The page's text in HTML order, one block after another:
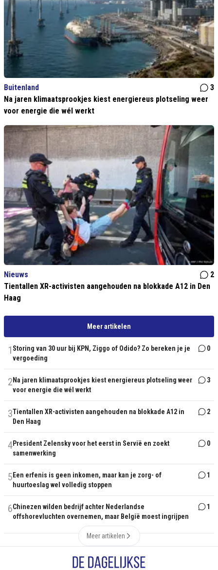
Buitenland
3
Na jaren klimaatsprookjes kiest energiereus plotseling weer
voor energie die wél werkt
Nieuws
2
Tientallen XR-activisten aangehouden na blokkade A12 in Den
Haag
Meer artikelen
1 Storing van 30 uur bij KPN, Ziggo of Odido? Zo bereken je je
vergoeding
0
2 Na jaren klimaatsprookjes kiest energiereus plotseling weer
voor energie die wél werkt
3
3Tientallen XR-activisten aangehouden na blokkade A12 in
Den Haag
2
4President Zelensky voor het eerst in Servië en zoekt
samenwerking
0
5 Een erfenis is geen inkomen, maar kan je zorg- of
huurtoeslag wel volledig stoppen
1
6Chinezen wilden bedrijf achter Nederlandse
offshorevluchten overnemen, maar België moest ingrijpen
1
Meer artikelen